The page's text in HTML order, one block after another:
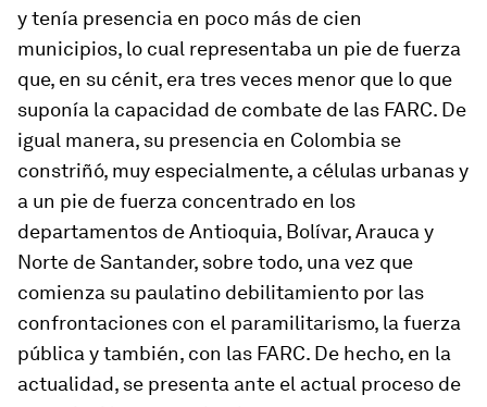
y tenía presencia en poco más de cien
municipios, lo cual representaba un pie de fuerza
que, en su cénit, era tres veces menor que lo que
suponía la capacidad de combate de las FARC. De
igual manera, su presencia en Colombia se
constriñó, muy especialmente, a células urbanas y
a un pie de fuerza concentrado en los
departamentos de Antioquia, Bolívar, Arauca y
Norte de Santander, sobre todo, una vez que
comienza su paulatino debilitamiento por las
confrontaciones con el paramilitarismo, la fuerza
pública y también, con las FARC. De hecho, en la
actualidad, se presenta ante el actual proceso de